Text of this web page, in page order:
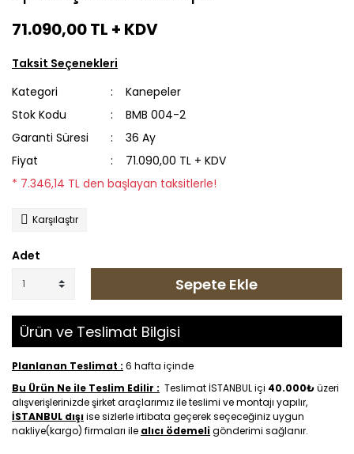
71.090,00 TL + KDV
Taksit Seçenekleri
Kategori
Kanepeler
Stok Kodu
BMB 004-2
Garanti Süresi
36 Ay
Fiyat
71.090,00 TL + KDV
* 7.346,14 TL den başlayan taksitlerle!
Karşılaştır
Adet
Sepete Ekle
Ürün ve Teslimat Bilgisi
Planlanan Teslimat : 6 hafta içinde
Bu Ürün Ne ile Teslim Edilir : Teslimat İSTANBUL içi 40.000₺üzeri
alışverişlerinizde şirket araçlarımız ile teslimi ve montajı yapılır,
İSTANBUL dışıise sizlerle irtibata geçerek seçeceğiniz uygun
nakliye(kargo) firmaları ile alıcı ödemeligönderimi sağlanır.